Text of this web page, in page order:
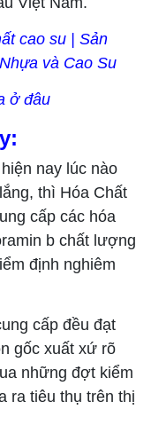
cao su | Sản
và Cao Su
nay lúc nào
thì Hóa Chất
cấp các hóa
b chất lượng
định nghiêm
cấp đều đạt
gốc xuất xứ rõ
những đợt kiểm
ra tiêu thụ trên thị